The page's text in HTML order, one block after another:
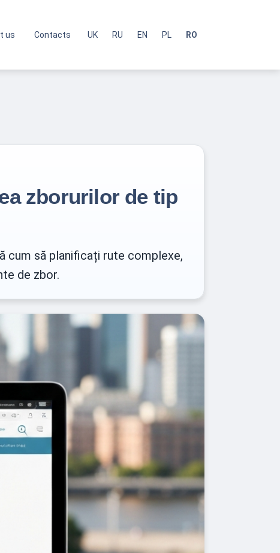
us Contacts UK RU EN PL RO
zborurilor de tip
cum să planificați rute complexe,
de zbor.